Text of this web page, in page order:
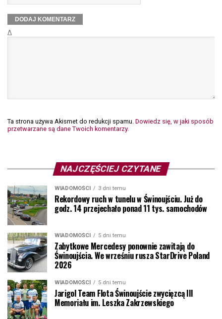
Δ
Ta strona używa Akismet do redukcji spamu. Dowiedz się, w jaki sposób
przetwarzane są dane Twoich komentarzy.
NAJCZĘŚCIEJ CZYTANE
WIADOMOŚCI 3 dni temu
Rekordowy ruch w tunelu w Świnoujściu. Już do
godz. 14 przejechało ponad 11 tys. samochodów
WIADOMOŚCI 5 dni temu
Zabytkowe Mercedesy ponownie zawitają do
Świnoujścia. We wrześniu rusza StarDrive Poland
2026
WIADOMOŚCI 5 dni temu
Jarigol Team Flota Świnoujście zwycięzcą III
Memoriału im. Leszka Zakrzewskiego